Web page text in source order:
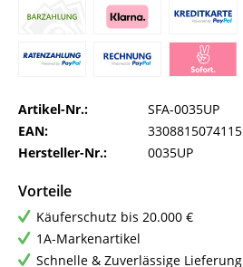
Artikel-Nr.:
SFA-0035UP
EAN:
3308815074115
Hersteller-Nr.:
0035UP
Vorteile
Käuferschutz bis 20.000 €
1A-Markenartikel
Schnelle & Zuverlässige Lieferung